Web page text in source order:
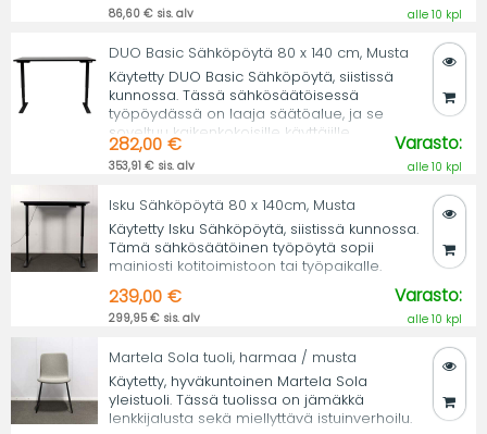
86,60 € sis. alv alle 10 kpl
DUO Basic Sähköpöytä 80 x 140 cm, Musta
Käytetty DUO Basic Sähköpöytä, siistissä
kunnossa. Tässä sähkösäätöisessä
työpöydässä on laaja säätöalue, ja se
soveltuu kaikenkokoisille käyttäjille.
282,00 €
353,91 € sis. alv
Varasto:
alle 10 kpl
Isku Sähköpöytä 80 x 140cm, Musta
Käytetty Isku Sähköpöytä, siistissä kunnossa.
Tämä sähkösäätöinen työpöytä sopii
mainiosti kotitoimistoon tai työpaikalle.
239,00 €
299,95 € sis. alv
Varasto:
alle 10 kpl
Martela Sola tuoli, harmaa / musta
Käytetty, hyväkuntoinen Martela Sola
yleistuoli. Tässä tuolissa on jämäkkä
lenkkijalusta sekä miellyttävä istuinverhoilu.